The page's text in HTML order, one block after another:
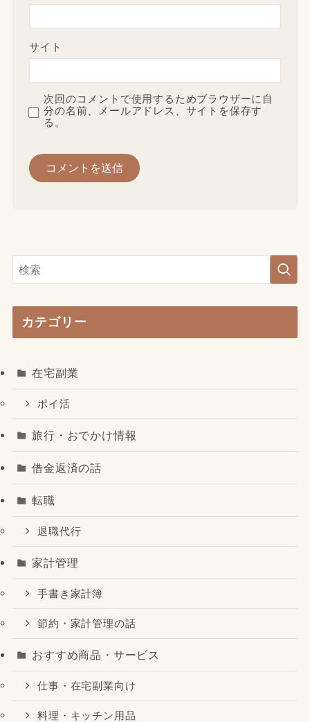
サイト
次回のコメントで使用するためブラウザーに自
分の名前、メールアドレス、サイトを保存す
る。
カテゴリー
在宅副業
ポイ活
旅行・おでかけ情報
借金返済の話
転職
退職代行
家計管理
手書き家計簿
節約・家計管理の話
おすすめ商品・サービス
仕事・在宅副業向け
料理・キッチン用品